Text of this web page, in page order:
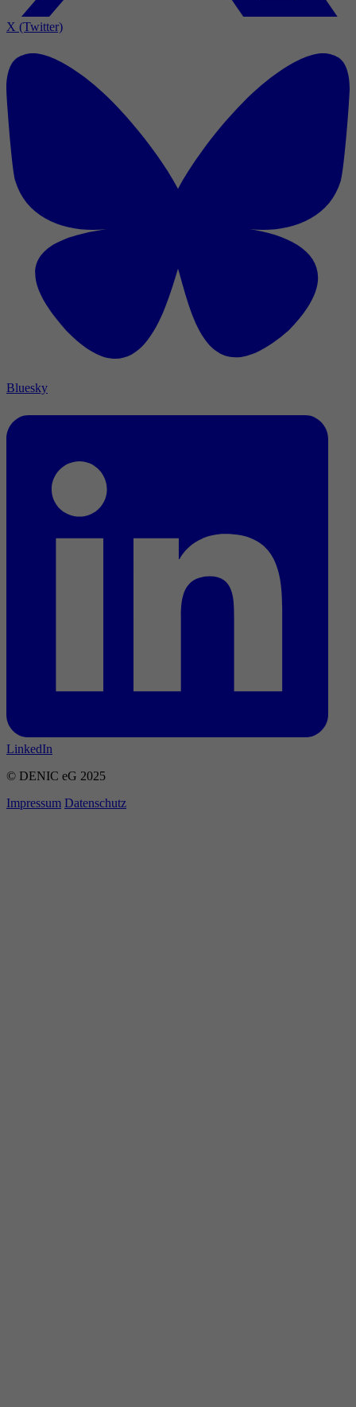
X (Twitter)
Bluesky
LinkedIn
© DENIC eG 2025
Impressum Datenschutz